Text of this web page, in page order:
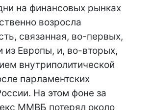
на финансовых рынках
возросла
связанная, во-первых,
из Европы, и, во-вторых,
внутриполитической
парламентских
На этом фоне за
ММВБ потерял около